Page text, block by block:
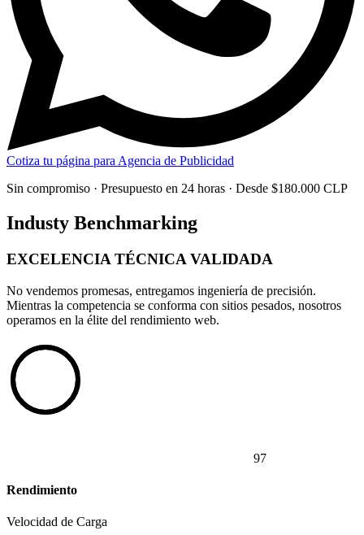
Cotiza tu página para Agencia de Publicidad
Sin compromiso · Presupuesto en 24 horas · Desde $180.000 CLP
Industy Benchmarking
EXCELENCIA TÉCNICA VALIDADA
No vendemos promesas, entregamos ingeniería de precisión.
Mientras la competencia se conforma con sitios pesados, nosotros
operamos en la élite del rendimiento web.
97
Rendimiento
Velocidad de Carga